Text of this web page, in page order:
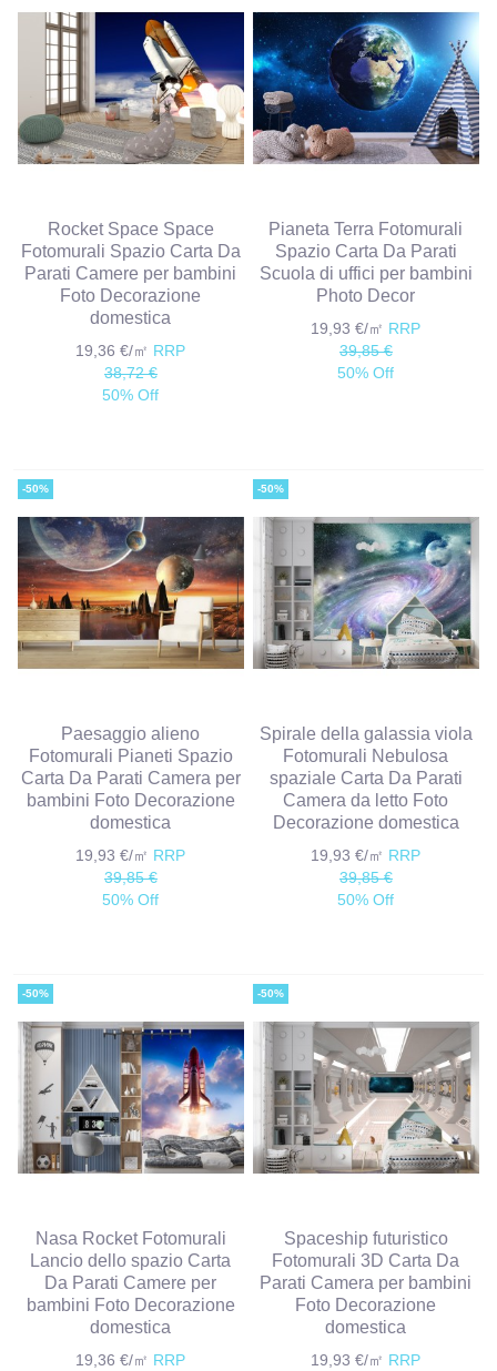
Rocket Space Space
Fotomurali Spazio Carta Da
Parati Camere per bambini
Foto Decorazione
domestica
19,36 €/㎡ RRP
38,72 €
50% Off
Pianeta Terra Fotomurali
Spazio Carta Da Parati
Scuola di uffici per bambini
Photo Decor
19,93 €/㎡ RRP
39,85 €
50% Off
-50%
Paesaggio alieno
Fotomurali Pianeti Spazio
Carta Da Parati Camera per
bambini Foto Decorazione
domestica
19,93 €/㎡ RRP
39,85 €
50% Off
-50%
Spirale della galassia viola
Fotomurali Nebulosa
spaziale Carta Da Parati
Camera da letto Foto
Decorazione domestica
19,93 €/㎡ RRP
39,85 €
50% Off
-50%
Nasa Rocket Fotomurali
Lancio dello spazio Carta
Da Parati Camere per
bambini Foto Decorazione
domestica
19,36 €/㎡ RRP
-50%
Spaceship futuristico
Fotomurali 3D Carta Da
Parati Camera per bambini
Foto Decorazione
domestica
19,93 €/㎡ RRP